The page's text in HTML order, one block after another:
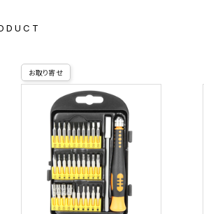
お取り寄せ